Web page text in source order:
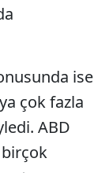
ise
çok fazla
ABD